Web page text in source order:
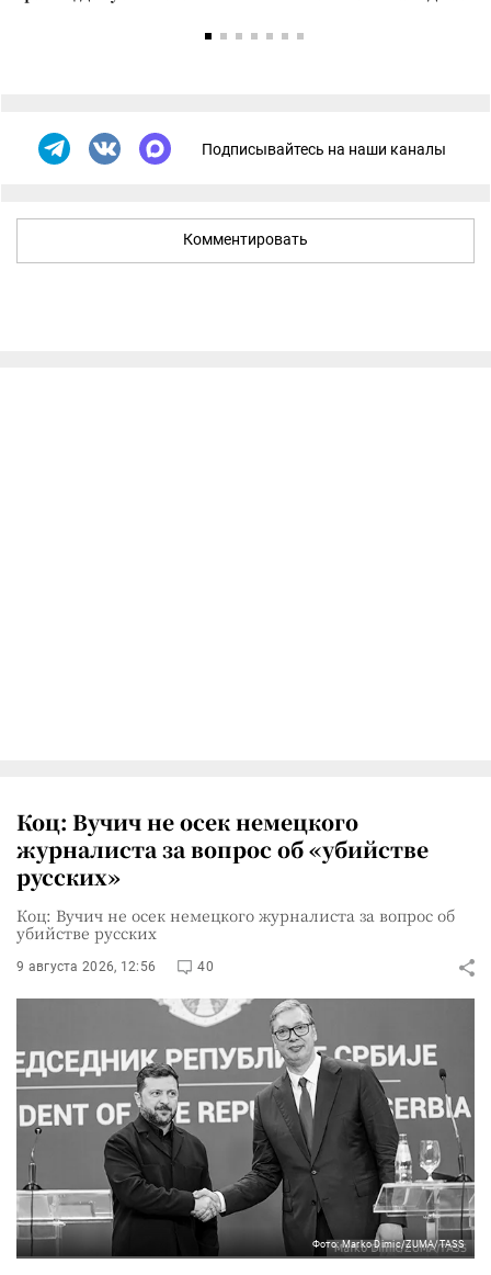
Подписывайтесь на наши каналы
Комментировать
Коц: Вучич не осек немецкого
журналиста за вопрос об «убийстве
русских»
Коц: Вучич не осек немецкого журналиста за вопрос об
убийстве русских
9 августа 2026, 12:56 40
Фото: Marko Dimic/ZUMA/TASS